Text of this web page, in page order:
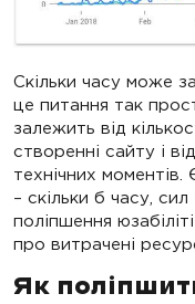
Скільки часу може
це питання так
залежить від
створенні сайту і
технічних
– скільки б часу,
поліпшення
про витрачені
Як